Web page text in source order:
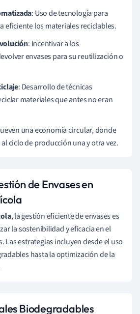
: Uso de tecnología para
eficiente los materiales reciclables.
: Incentivar a los
envases para su reutilización o
: Desarrollo de técnicas
materiales que antes no eran
una economía circular, donde
ciclo de producción una y otra vez.
de Envases en
, la gestión eficiente de envases es
la sostenibilidad y eficacia en el
Las estrategias incluyen desde el uso
hasta la optimización de la
Biodegradables